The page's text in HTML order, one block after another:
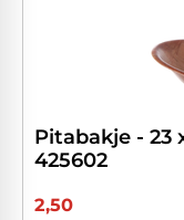
Pitabakje - 23
425602
2,50